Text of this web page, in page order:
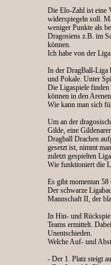
Die Elo-Zahl ist eine
widerspiegeln soll.
weniger Punkte als
Dragosiens z.B. im
können.
Ich habe von der
In der DragBall-Liga
und Pokale. Unter
Die Ligaspiele
können in den
Wie kann man sich
Um an der
Gilde, eine
Dragball Drachen
gesetzt ist, nimmt
zuletzt gespielten
Wie funktioniert die
Es gibt momentan
Der schwarze
Mannschaft II, der
In Hin- und
Teams ermittelt.
Unentschieden.
Welche Auf- und
- Der 1. Platz steigt